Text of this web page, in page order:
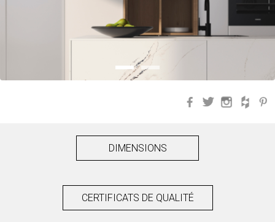
Facebook
Twitter
DIMENSIONS
CERTIFICATS DE QUALITÉ